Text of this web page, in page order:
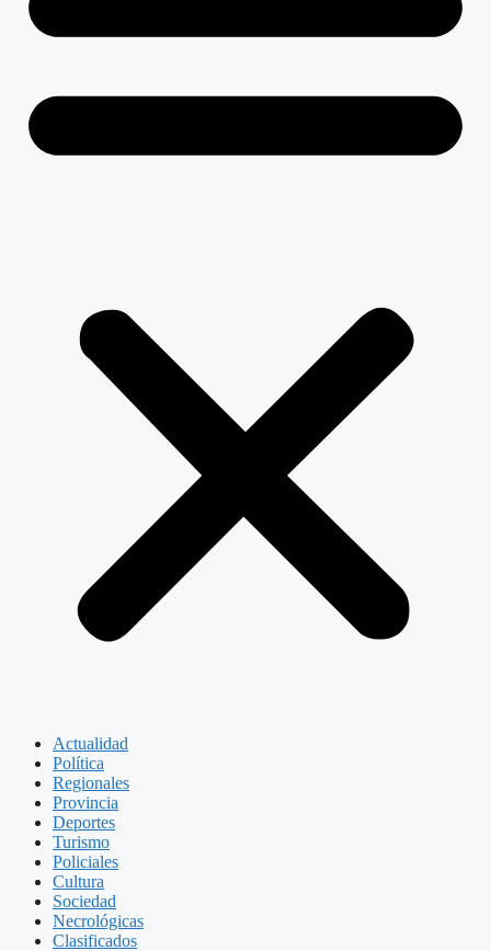
Actualidad
Política
Regionales
Provincia
Deportes
Turismo
Policiales
Cultura
Sociedad
Necrológicas
Clasificados